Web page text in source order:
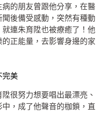
的朋友曾跟他分享，在醫
後備受感動，突然有種動
連朱育陞也被療癒了！他
正能量，去影響身邊的家
完美
很努力想要唱出最漂亮、
，成了他聲音的枷鎖，直